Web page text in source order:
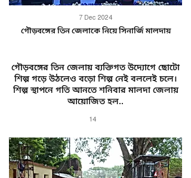
গৌড়বঙ্গের তিন জেলাকে নিয়ে সিনার্জি মালদায়
7 Dec 2024
গৌড়বঙ্গের তিন জেলায় ব্যক্তিগত উদ্যোগে ছোটো
শিল্প গড়ে উঠলেও বড়ো শিল্প নেই বললেই চলে।
শিল্প স্থাপনে গতি আনতে শনিবার মালদা জেলায়
আয়োজিত হল..
14